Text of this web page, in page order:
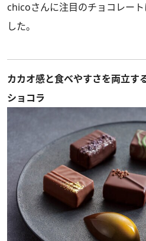
chicoさんに注目のチョコレー
した。
カカオ感と食べやすさを両立す
ショコラ